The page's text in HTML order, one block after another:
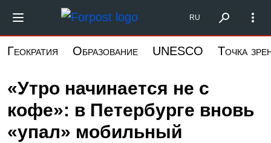
основному
Форпост Северо-Запад
RU
Геократия Образование UNESCO Точка
«Утро начинается не с
кофе»: в Петербурге вновь
«упал» мобильный